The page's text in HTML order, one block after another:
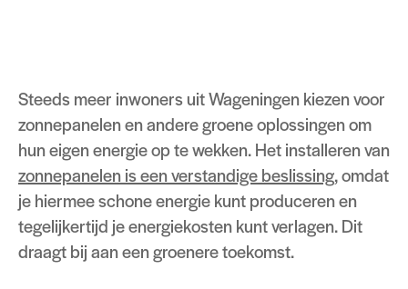
Steeds meer inwoners uit Wageningen kiezen voor
zonnepanelen en andere groene oplossingen om
hun eigen energie op te wekken. Het installeren van
zonnepanelen is een verstandige beslissing,omdat
je hiermee schone energie kunt produceren en
tegelijkertijd je energiekosten kunt verlagen. Dit
draagt bij aan een groenere toekomst.